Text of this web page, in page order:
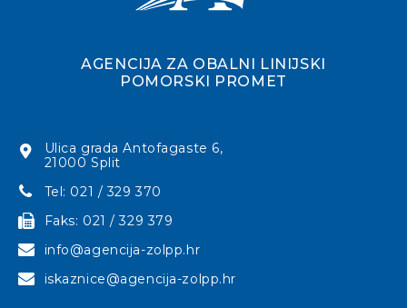
AGENCIJA ZA OBALNI LINIJSKI
POMORSKI PROMET
Ulica grada Antofagaste 6,
21000 Split
Tel: 021 / 329 370
Faks: 021 / 329 379
info@agencija-zolpp.hr
iskaznice@agencija-zolpp.hr